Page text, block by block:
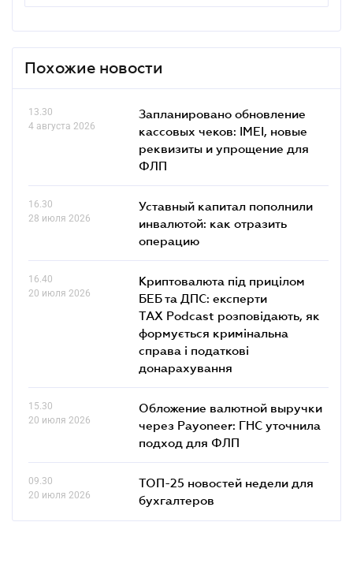
Похожие новости
13.30
4 августа 2026
Запланировано обновление
кассовых чеков: IMEI, новые
реквизиты и упрощение для
ФЛП
16.30
28 июля 2026
Уставный капитал пополнили
инвалютой: как отразить
операцию
16.40
20 июля 2026
Криптовалюта під прицілом
БЕБ та ДПС: експерти
TAX Podcast розповідають, як
формується кримінальна
справа і податкові
донарахування
15.30
20 июля 2026
Обложение валютной выручки
через Payoneer: ГНС уточнила
подход для ФЛП
09.30
20 июля 2026
ТОП-25 новостей недели для
бухгалтеров